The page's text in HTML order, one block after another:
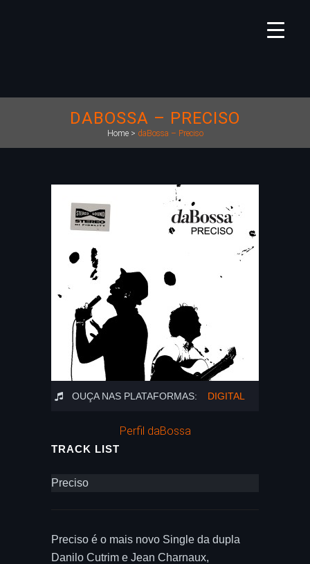
DABOSSA – PRECISO
Home> daBossa – Preciso
OUÇA NAS PLATAFORMAS: DIGITAL
Perfil daBossa
TRACK LIST
Preciso
Preciso é o mais novo Single da dupla
Danilo Cutrim e Jean Charnaux,